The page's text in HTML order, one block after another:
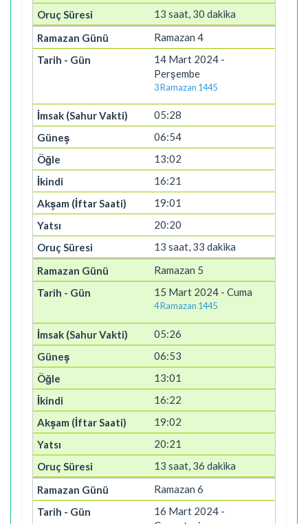
13 saat, 30 dakika
Ramazan 4
14 Mart 2024 -
Perşembe
3 Ramazan 1445
05:28
06:54
13:02
16:21
19:01
20:20
13 saat, 33 dakika
Ramazan 5
15 Mart 2024 - Cuma
4 Ramazan 1445
05:26
06:53
13:01
16:22
19:02
20:21
13 saat, 36 dakika
Ramazan 6
16 Mart 2024 -